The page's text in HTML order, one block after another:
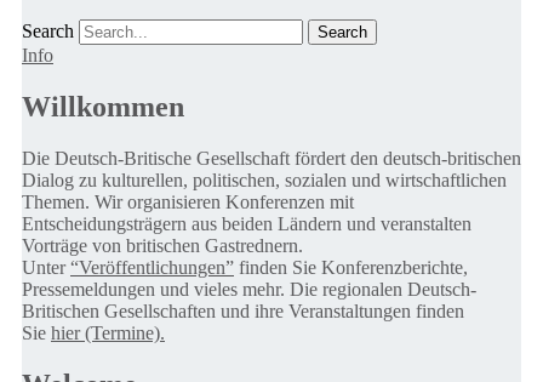
Search
Info
Willkommen
Die Deutsch-Britische Gesellschaft fördert den deutsch-britischen
Dialog zu kulturellen, politischen, sozialen und wirtschaftlichen
Themen. Wir organisieren Konferenzen mit
Entscheidungsträgern aus beiden Ländern und veranstalten
Vorträge von britischen Gastrednern.
Unter“Veröffentlichungen” finden Sie Konferenzberichte,
Pressemeldungen und vieles mehr. Die regionalen Deutsch-
Britischen Gesellschaften und ihre Veranstaltungen finden
Sie hier (Termine).